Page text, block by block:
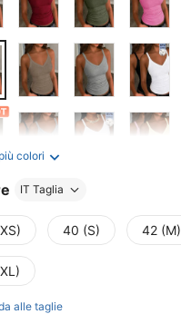
colori
IT Taglia
40 (S) 42 (M)
alle taglie